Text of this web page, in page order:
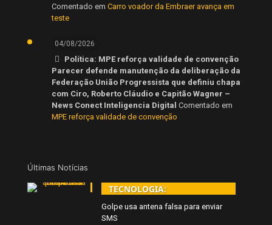
Comentado em Carro voador da Embraer avança em
teste
04/08/2026
Política: MPE reforça validade de convenção
Parecer defende manutenção da deliberação da
Federação União Progressista que definiu chapa
com Ciro, Roberto Cláudio e Capitão Wagner –
News Conect Inteligencia Digital Comentado em
MPE reforça validade de convenção
Últimas Notícias
TECNOLOGIA:
Golpe usa antena falsa para enviar
SMS